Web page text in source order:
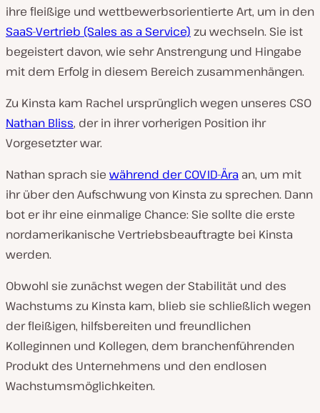
ihre fleißige und wettbewerbsorientierte Art, um in den
SaaS-Vertrieb (Sales as a Service) zu wechseln. Sie ist
begeistert davon, wie sehr Anstrengung und Hingabe
mit dem Erfolg in diesem Bereich zusammenhängen.
Zu Kinsta kam Rachel ursprünglich wegen unseres CSO
Nathan Bliss, der in ihrer vorherigen Position ihr
Vorgesetzter war.
Nathan sprach sie während der COVID-Ära an, um mit
ihr über den Aufschwung von Kinsta zu sprechen. Dann
bot er ihr eine einmalige Chance: Sie sollte die erste
nordamerikanische Vertriebsbeauftragte bei Kinsta
werden.
Obwohl sie zunächst wegen der Stabilität und des
Wachstums zu Kinsta kam, blieb sie schließlich wegen
der fleißigen, hilfsbereiten und freundlichen
Kolleginnen und Kollegen, dem branchenführenden
Produkt des Unternehmens und den endlosen
Wachstumsmöglichkeiten.